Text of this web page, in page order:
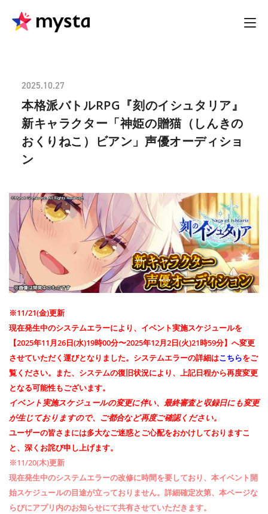
2025.10.27
本格派バトルRPG『刻のイシュタリア』
新キャラクター「神姫の贈猫（しんきの
おくりねこ）ビアン」声優オーディショ
ン
※11/21(金)更新
現在発生中のシステムエラーにより、イベント実施スケジュールを
【2025年11月26日(水)19時00分〜2025年12月2日(火)21時59分】へ変更
させていただく運びとなりました。システムエラーの詳細はこちらをご
覧ください。また、システムの復旧状況により、上記日程から再度変更
となる可能性もございます。
イベント実施スケジュールの変更に伴い、最終審査と収録日にも変更
が生じておりますので、ご都合など再度ご確認ください。
ユーザーの皆さまには多大なご迷惑とご心配をおかけしておりますこ
と、深くお詫び申し上げます。
※11/20(木)更新
現在発生中のシステムエラーの改修に時間を要しており、本イベント開
始スケジュールの目途が立っておりません。詳細確定次第、本ページな
らびにアプリ内のお知らせにて共有させていただきます。